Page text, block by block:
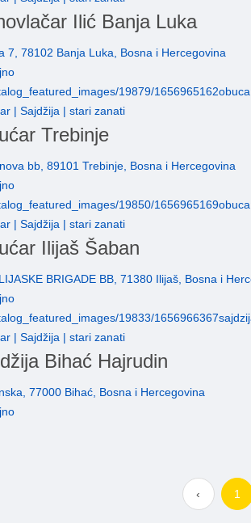
Ilić Banja Luka
7, 78102 Banja Luka, Bosna i Hercegovina
| Sajdžija | stari zanati
Trebinje
bb, 89101 Trebinje, Bosna i Hercegovina
| Sajdžija | stari zanati
Ilijaš Šaban
BRIGADE BB, 71380 Ilijaš, Bosna i
| Sajdžija | stari zanati
Bihać Hajrudin
77000 Bihać, Bosna i Hercegovina
‹ 1